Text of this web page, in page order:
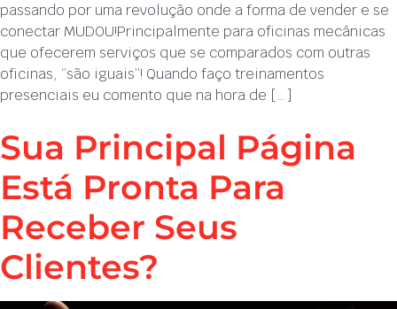
passando por uma revolução onde a forma de vender e se
conectar MUDOU!Principalmente para oficinas mecânicas
que ofecerem serviços que se comparados com outras
oficinas, “são iguais”! Quando faço treinamentos
presenciais eu comento que na hora de […]
Sua Principal Página
Está Pronta Para
Receber Seus
Clientes?